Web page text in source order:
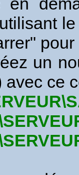
un
avec ce